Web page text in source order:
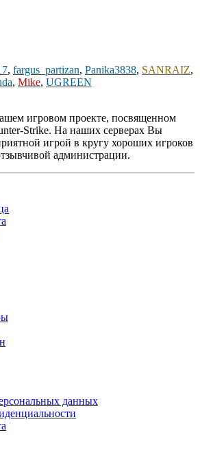
, fargus_partizan, Panika3838, SANRAIZ,
, Mike, UGREEN
игровом проекте, посвященном
Strike. На наших серверах Вы
игрой в кругу хороших игроков
администрации.
данных